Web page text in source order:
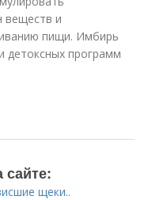
веществ и
пищи. Имбирь
детоксных программ
сайте:
щеки..